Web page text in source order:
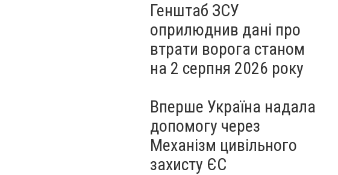
Генштаб ЗСУ
оприлюднив дані про
втрати ворога станом
на 2 серпня 2026 року
Вперше Україна надала
допомогу через
Механізм цивільного
захисту ЄС